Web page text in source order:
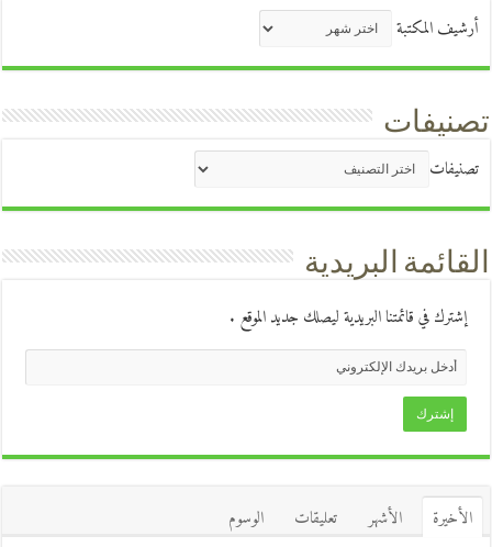
أرشيف المكتبة
تصنيفات
تصنيفات
القائمة البريدية
إشترك في قائمتنا البريدية ليصلك جديد الموقع .
الأخيرة الأشهر تعليقات
الوسوم